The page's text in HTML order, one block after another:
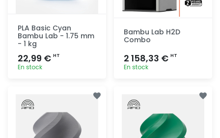
PLA Basic Cyan
Bambu Lab - 1.75 mm
- 1 kg
22,99 € HT
En stock
Bambu Lab H2D
Combo
2 158,33 € HT
En stock